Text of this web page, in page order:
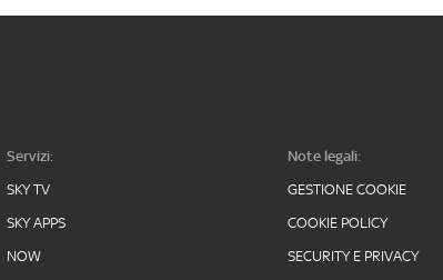
Servizi:
SKY TV
SKY APPS
NOW
Note legali:
GESTIONE COOKIE
COOKIE POLICY
SECURITY E PRIVACY